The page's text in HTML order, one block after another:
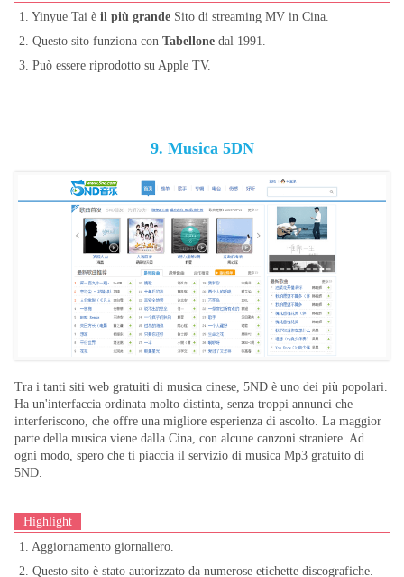
1. Yinyue Tai è il più grande Sito di streaming MV in Cina.
2. Questo sito funziona con Tabellone dal 1991.
3. Può essere riprodotto su Apple TV.
9. Musica 5DN
Tra i tanti siti web gratuiti di musica cinese, 5ND è uno dei più popolari.
Ha un'interfaccia ordinata molto distinta, senza troppi annunci che
interferiscono, che offre una migliore esperienza di ascolto. La maggior
parte della musica viene dalla Cina, con alcune canzoni straniere. Ad
ogni modo, spero che ti piaccia il servizio di musica Mp3 gratuito di
5ND.
Highlight
1. Aggiornamento giornaliero.
2. Questo sito è stato autorizzato da numerose etichette discografiche.